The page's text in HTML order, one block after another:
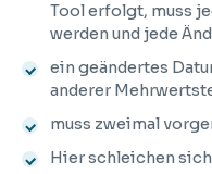
Tool erfolgt, muss
werden und jede
ein geändertes
anderer
muss zweimal
Hier schleichen